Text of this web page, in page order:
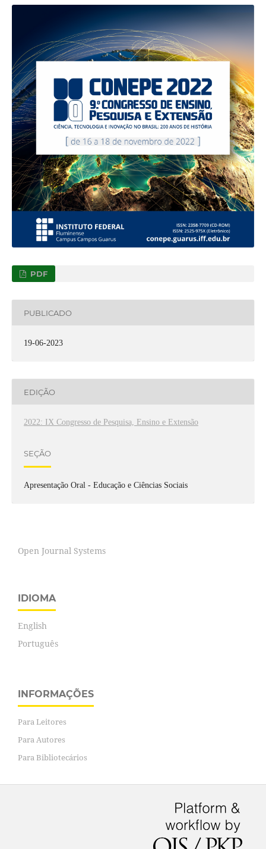
PDF
PUBLICADO
19-06-2023
EDIÇÃO
2022: IX Congresso de Pesquisa, Ensino e Extensão
SEÇÃO
Apresentação Oral - Educação e Ciências Sociais
Open Journal Systems
IDIOMA
English
Português
INFORMAÇÕES
Para Leitores
Para Autores
Para Bibliotecários